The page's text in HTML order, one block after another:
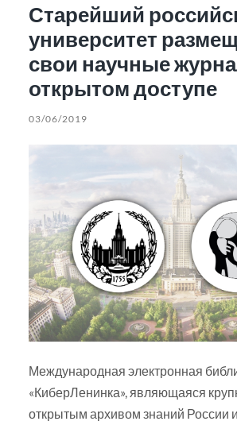
Старейший
университет
свои научные
открытом доступе
03/06/2019
Международная электронная
«КиберЛенинка», являющаяся
открытым архивом знаний России